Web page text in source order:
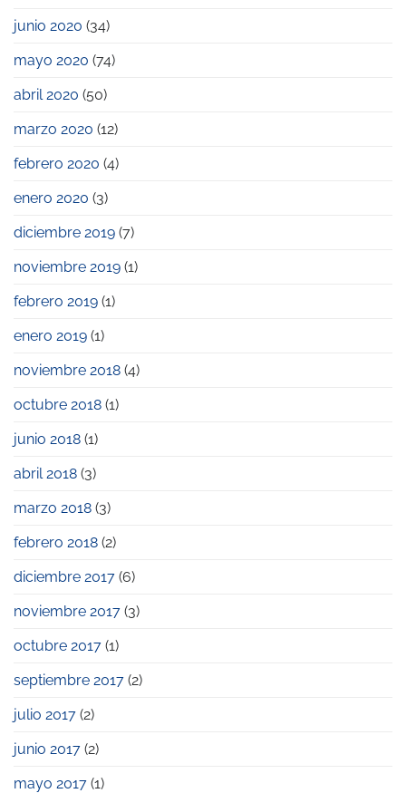
junio 2020 (34)
mayo 2020 (74)
abril 2020 (50)
marzo 2020 (12)
febrero 2020 (4)
enero 2020 (3)
diciembre 2019 (7)
noviembre 2019 (1)
febrero 2019 (1)
enero 2019 (1)
noviembre 2018 (4)
octubre 2018 (1)
junio 2018 (1)
abril 2018 (3)
marzo 2018 (3)
febrero 2018 (2)
diciembre 2017 (6)
noviembre 2017 (3)
octubre 2017 (1)
septiembre 2017 (2)
julio 2017 (2)
junio 2017 (2)
mayo 2017 (1)